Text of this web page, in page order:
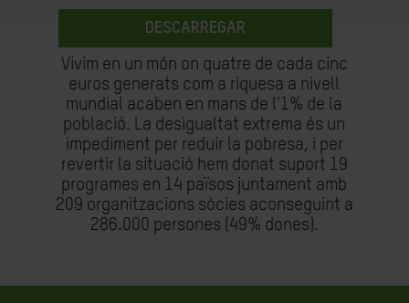
DESCARREGAR
Vivim en un món on quatre de cada cinc
euros generats com a riquesa a nivell
mundial acaben en mans de l'1% de la
població. La desigualtat extrema és un
impediment per reduir la pobresa, i per
revertir la situació hem donat suport 19
programes en 14 països juntament amb
209 organitzacions sòcies aconseguint a
286.000 persones (49% dones).